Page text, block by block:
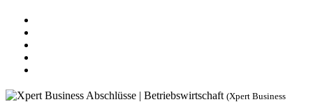
(Xpert Business